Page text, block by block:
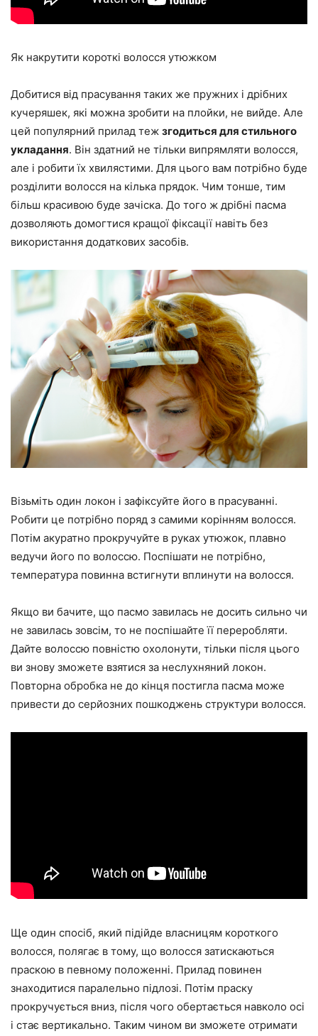
Як накрутити короткі волосся утюжком
Добитися від прасування таких же пружних і дрібних
кучеряшек, які можна зробити на плойки, не вийде. Але
цей популярний прилад теж згодиться для стильного
укладання. Він здатний не тільки випрямляти волосся,
але і робити їх хвилястими. Для цього вам потрібно буде
розділити волосся на кілька прядок. Чим тонше, тим
більш красивою буде зачіска. До того ж дрібні пасма
дозволяють домогтися кращої фіксації навіть без
використання додаткових засобів.
Візьміть один локон і зафіксуйте його в прасуванні.
Робити це потрібно поряд з самими корінням волосся.
Потім акуратно прокручуйте в руках утюжок, плавно
ведучи його по волоссю. Поспішати не потрібно,
температура повинна встигнути вплинути на волосся.
Якщо ви бачите, що пасмо завилась не досить сильно чи
не завилась зовсім, то не поспішайте її переробляти.
Дайте волоссю повністю охолонути, тільки після цього
ви знову зможете взятися за неслухняний локон.
Повторна обробка не до кінця постигла пасма може
привести до серйозних пошкоджень структури волосся.
Ще один спосіб, який підійде власницям короткого
волосся, полягає в тому, що волосся затискаються
праскою в певному положенні. Прилад повинен
знаходитися паралельно підлозі. Потім праску
прокручується вниз, після чого обертається навколо осі
і стає вертикально. Таким чином ви зможете отримати